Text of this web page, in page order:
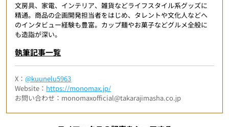
文房具、家電、インテリア、雑貨などライフスタイル系グッズに
精通。商品の企画開発担当者をはじめ、タレントや文化人などへ
のインタビュー経験も豊富。カップ麺やお菓子などグルメ全般に
も造詣が深い。
執筆記事一覧
X：@kuunelu5963
Website： https://monomax.jp/
お問い合わせ：monomaxofficial@takarajimasha.co.jp